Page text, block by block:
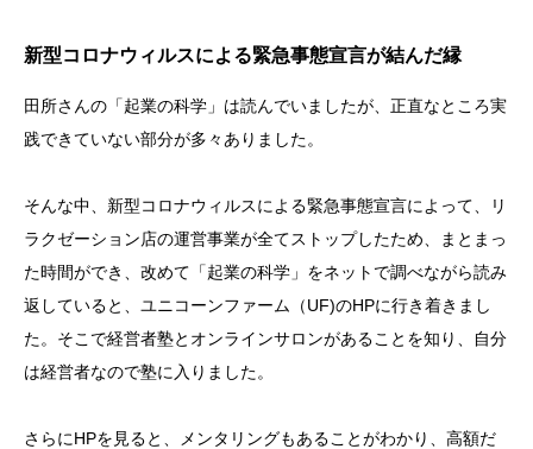
新型コロナウィルスによる緊急事態宣言が結んだ縁
田所さんの「起業の科学」は読んでいましたが、正直なところ実
践できていない部分が多々ありました。
そんな中、新型コロナウィルスによる緊急事態宣言によって、リ
ラクゼーション店の運営事業が全てストップしたため、まとまっ
た時間ができ、改めて「起業の科学」をネットで調べながら読み
返していると、ユニコーンファーム（UF)のHPに行き着きまし
た。そこで経営者塾とオンラインサロンがあることを知り、自分
は経営者なので塾に入りました。
さらにHPを見ると、メンタリングもあることがわかり、高額だ